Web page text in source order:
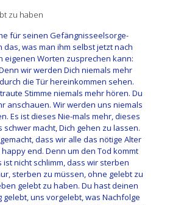
zu haben
für seinen Gefängnisseelsorge-
das, was man ihm selbst jetzt nach
eigenen Worten zusprechen kann:
wir werden Dich niemals mehr
die Tür hereinkommen sehen.
Stimme niemals mehr hören. Du
anschauen. Wir werden uns niemals
Es ist dieses Nie-mals mehr, dieses
schwer macht, Dich gehen zu lassen.
dass wir alle das nötige Alter
end. Denn um den Tod kommt
nicht schlimm, dass wir sterben
sterben zu müssen, ohne gelebt zu
gelebt zu haben. Du hast deinen
uns vorgelebt, was Nachfolge